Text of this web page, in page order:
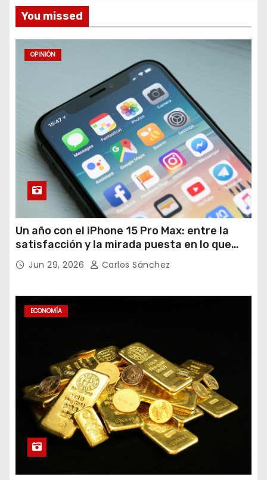
You missed
OPINIÓN
Un año con el iPhone 15 Pro Max: entre la
satisfacción y la mirada puesta en lo que
vieneJun 29, 2026 Carlos Sánchez
ECONOMÍA